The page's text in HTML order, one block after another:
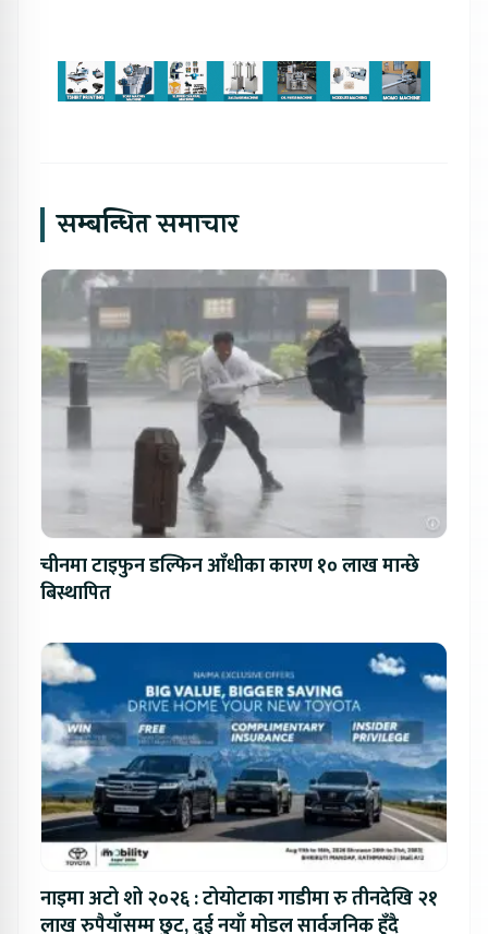
सम्बन्धित समाचार
चीनमा टाइफुन डल्फिन आँधीका कारण १० लाख मान्छे
बिस्थापित
नाइमा अटो शो २०२६ : टोयोटाका गाडीमा रु तीनदेखि २१
लाख रुपैयाँसम्म छुट, दुई नयाँ मोडल सार्वजनिक हुँदै